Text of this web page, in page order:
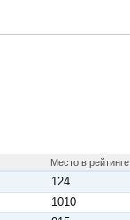
Место в рейтинге
124
1010